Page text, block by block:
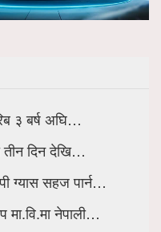
३ बर्ष अघि…
तीन दिन देखि…
ग्यास सहज पार्न…
मा.वि.मा नेपाली…